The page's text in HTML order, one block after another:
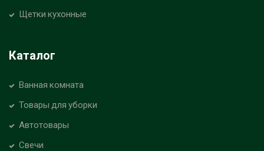
Щетки кухонные
Каталог
Ванная комната
Товары для уборки
Автотовары
Свечи